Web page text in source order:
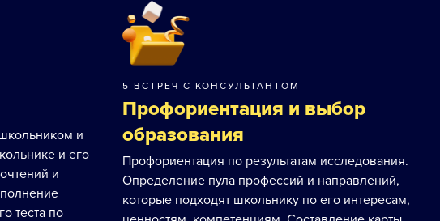
и
и его
и
теста по
5 ВСТРЕЧ С КОНСУЛЬТАНТОМ
Профориентация и выбор
образования
Профориентация по результатам исследования.
Определение пула профессий и направлений,
которые подходят школьнику по его интересам,